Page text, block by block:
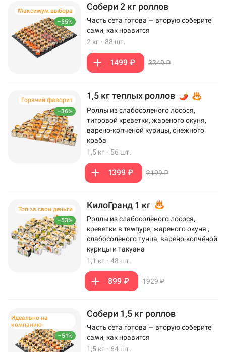
–55%
Максимум выбора Собери 2 кг роллов
Часть сета готова — вторую соберите
сами, как нравится
2 кг · 88 шт.
1499 ₽ 3349 ₽
–36%
Горячий фаворит 1,5 кг теплых роллов
Роллы из слабосоленого лосося,
тигровой креветки, жареного окуня,
варено-копченой курицы, снежного
краба
1,5 кг · 56 шт.
1399 ₽ 2199 ₽
–53%
Топ за свои деньги КилоГранд 1 кг
Роллы из слабосоленого лосося,
креветки в темпуре, жареного окуня ,
слабосоленого тунца, варено-копчёной
курицы и такуана
1,1 кг · 48 шт.
899 ₽ 1929 ₽
–51%
Идеально на
компанию
Собери 1,5 кг роллов
Часть сета готова — вторую соберите
сами, как нравится
1,5 кг · 64 шт.